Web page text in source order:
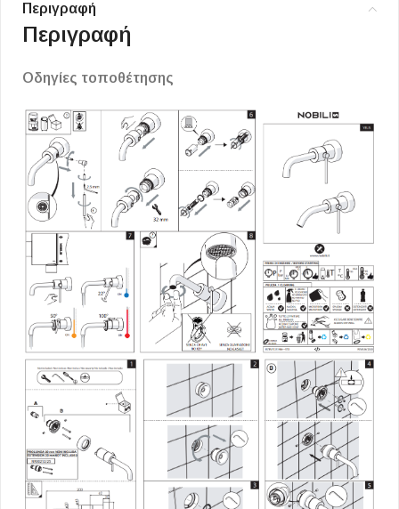
Περιγραφή
Περιγραφή
Οδηγίες τοποθέτησης